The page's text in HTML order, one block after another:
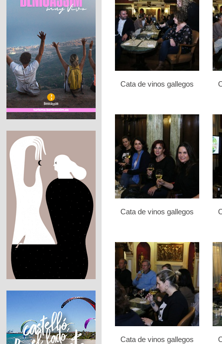
Cata de vinos gallegos
Cata de vinos gallegos
Cata de vinos gallegos